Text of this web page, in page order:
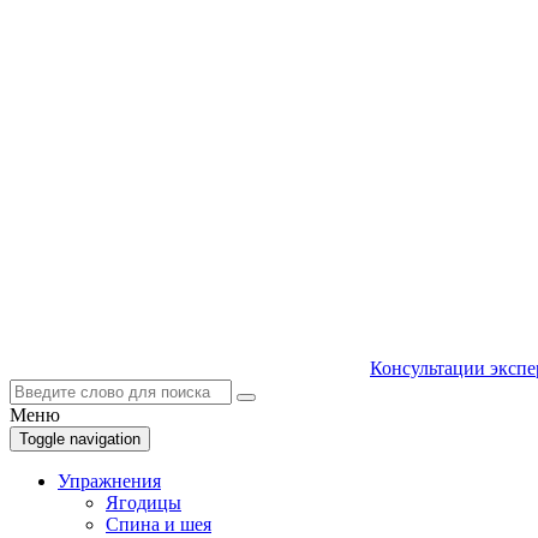
Консультации
Меню
Toggle navigation
Упражнения
Ягодицы
Спина и шея